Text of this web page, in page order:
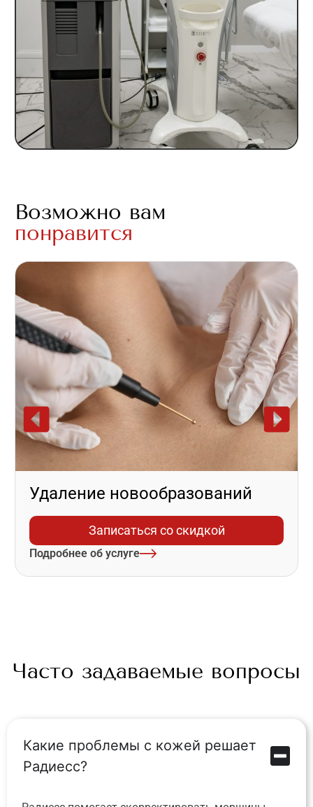
Возможно вам
понравится
Удаление новообразований
Записаться со скидкой
Подробнее об услуге
Часто задаваемые вопросы
Какие проблемы с кожей решает
Радиесс?